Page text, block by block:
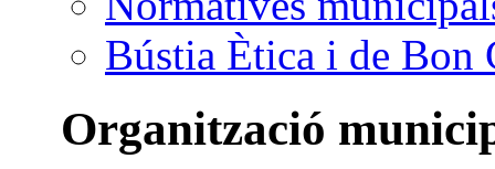
Bústia Ètica i de Bon
Organització